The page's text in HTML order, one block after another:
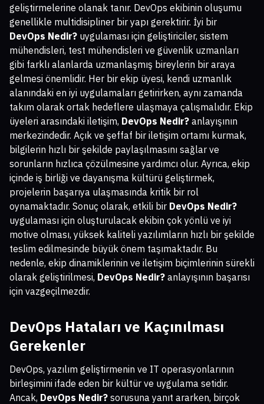
geliştirmelerine olanak tanır. DevOps ekibinin oluşumu
genellikle multidisipliner bir yapı gerektirir. İyi bir
DevOps Nedir? uygulaması için geliştiriciler, sistem
mühendisleri, test mühendisleri ve güvenlik uzmanları
gibi farklı alanlarda uzmanlaşmış bireylerin bir araya
gelmesi önemlidir. Her bir ekip üyesi, kendi uzmanlık
alanındaki en iyi uygulamaları getirirken, aynı zamanda
takım olarak ortak hedeflere ulaşmaya çalışmalıdır. Ekip
üyeleri arasındaki iletişim, DevOps Nedir? anlayışının
merkezindedir. Açık ve şeffaf bir iletişim ortamı kurmak,
bilgilerin hızlı bir şekilde paylaşılmasını sağlar ve
sorunların hızlıca çözülmesine yardımcı olur. Ayrıca, ekip
içinde iş birliği ve dayanışma kültürü geliştirmek,
projelerin başarıya ulaşmasında kritik bir rol
oynamaktadır. Sonuç olarak, etkili bir DevOps Nedir?
uygulaması için oluşturulacak ekibin çok yönlü ve iyi
motive olması, yüksek kaliteli yazılımların hızlı bir şekilde
teslim edilmesinde büyük önem taşımaktadır. Bu
nedenle, ekip dinamiklerinin ve iletişim biçimlerinin sürekli
olarak geliştirilmesi, DevOps Nedir? anlayışının başarısı
için vazgeçilmezdir.
DevOps Hataları ve Kaçınılması
Gerekenler
DevOps, yazılım geliştirmenin ve IT operasyonlarının
birleşimini ifade eden bir kültür ve uygulama setidir.
Ancak, DevOps Nedir? sorusuna yanıt ararken, birçok